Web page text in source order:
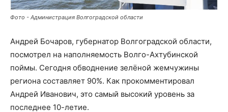
Фото - Администрация Волгоградской области
Андрей Бочаров, губернатор Волгоградской области,
посмотрел на наполняемость Волго-Ахтубинской
поймы. Сегодня обводнение зелёной жемчужины
региона составляет 90%. Как прокомментировал
Андрей Иванович, это самый высокий уровень за
последнее 10-летие.